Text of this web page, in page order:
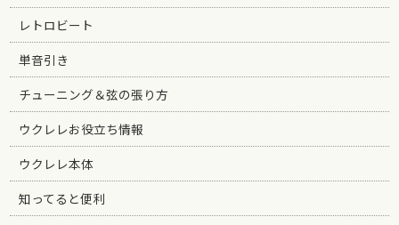
レトロビート
単音引き
チューニング＆弦の張り方
ウクレレお役立ち情報
ウクレレ本体
知ってると便利